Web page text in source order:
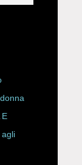
E
agli